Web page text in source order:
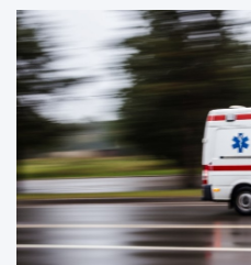
w
ó
w
!